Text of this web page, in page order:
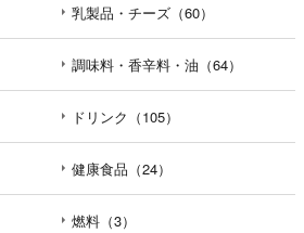
乳製品・チーズ（60）
調味料・香辛料・油（64）
ドリンク（105）
健康食品（24）
燃料（3）